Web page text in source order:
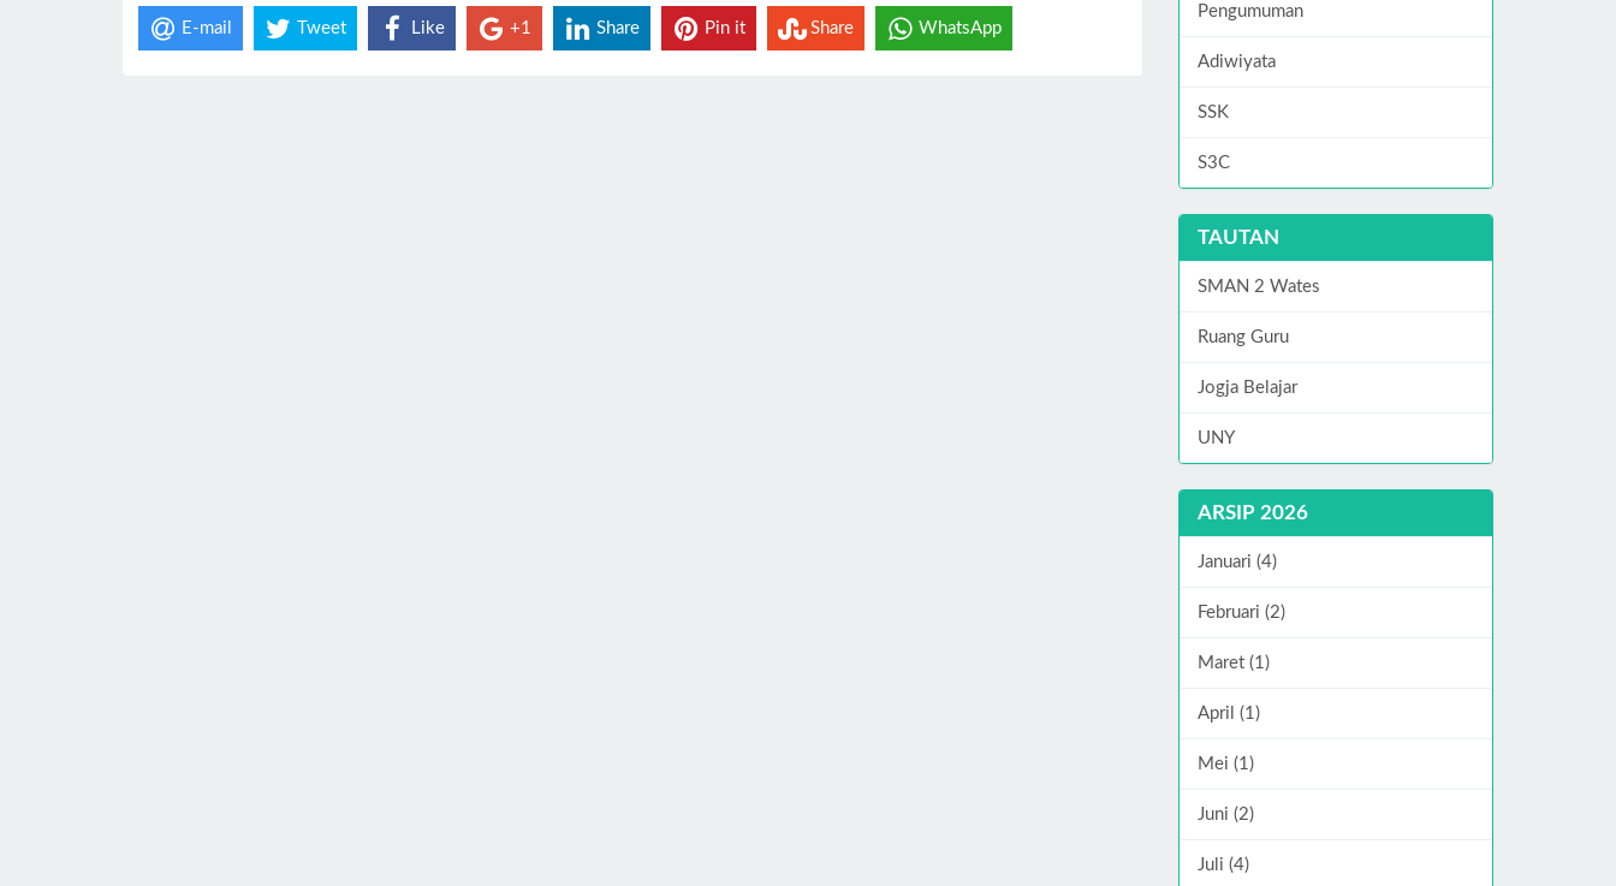
E-mail Tweet Like +1 Share Pin it Share WhatsApp
Pengumuman
Adiwiyata
SSK
S3C
TAUTAN
SMAN 2 Wates
Ruang Guru
Jogja Belajar
UNY
ARSIP 2026
Januari (4)
Februari (2)
Maret (1)
April (1)
Mei (1)
Juni (2)
Juli (4)